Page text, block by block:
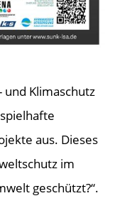
Klimaschutz
aus. Dieses
im
geschützt?“.